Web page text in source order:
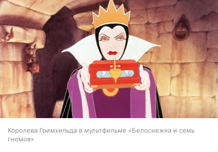
Королева Гримхильда в мультфильме «Белоснежка и семь
гномов»